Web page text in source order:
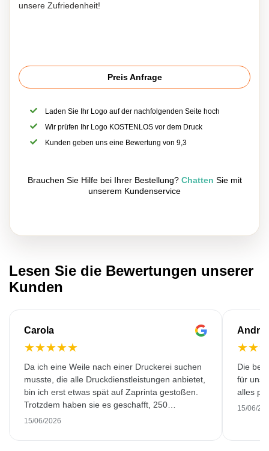
unsere Zufriedenheit!
Preis Anfrage
Laden Sie Ihr Logo auf der nachfolgenden Seite hoch
Wir prüfen Ihr Logo KOSTENLOS vor dem Druck
Kunden geben uns eine Bewertung von 9,3
Brauchen Sie Hilfe bei Ihrer Bestellung? Chatten Sie mit
unserem Kundenservice
Lesen Sie die Bewertungen unserer
Kunden
Carola
★★★★★
Da ich eine Weile nach einer Druckerei suchen
musste, die alle Druckdienstleistungen anbietet,
bin ich erst etwas spät auf Zaprinta gestoßen.
Trotzdem haben sie es geschafft, 250
wunderschön bedruckte Emaillebecher
15/06/2026
★★
Die
für
alles
15/06/